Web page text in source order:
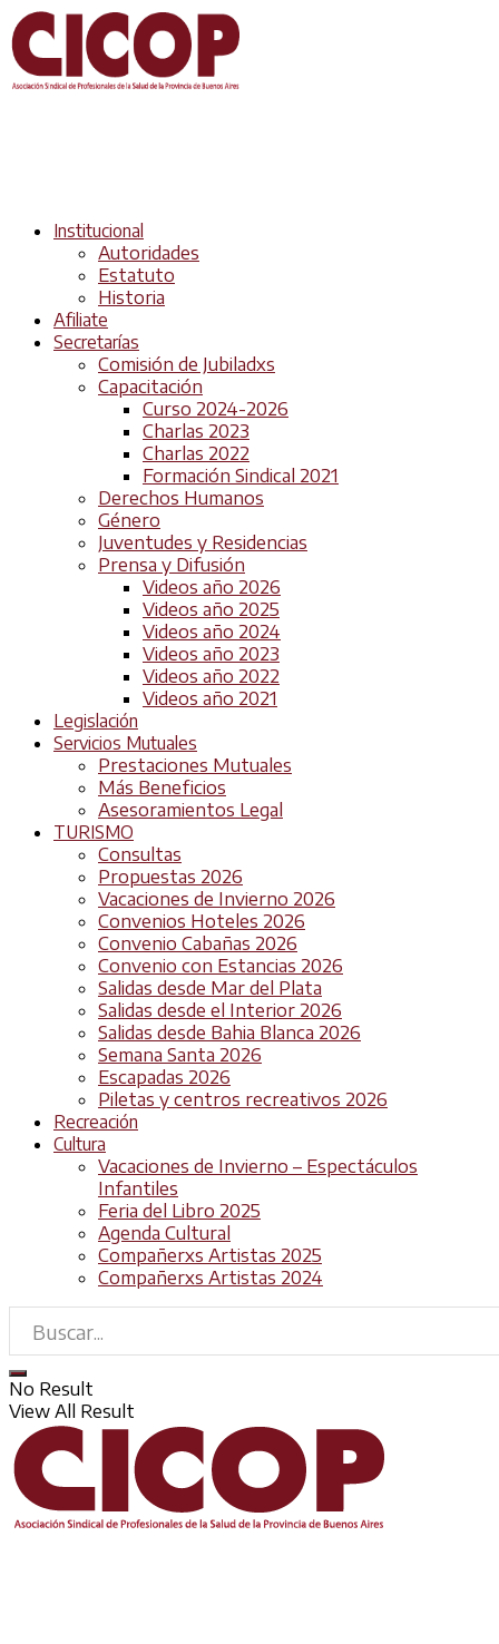
Institucional
Autoridades
Estatuto
Historia
Afiliate
Secretarías
Comisión de Jubiladxs
Capacitación
Curso 2024-2026
Charlas 2023
Charlas 2022
Formación Sindical 2021
Derechos Humanos
Género
Juventudes y Residencias
Prensa y Difusión
Videos año 2026
Videos año 2025
Videos año 2024
Videos año 2023
Videos año 2022
Videos año 2021
Legislación
Servicios Mutuales
Prestaciones Mutuales
Más Beneficios
Asesoramientos Legal
TURISMO
Consultas
Propuestas 2026
Vacaciones de Invierno 2026
Convenios Hoteles 2026
Convenio Cabañas 2026
Convenio con Estancias 2026
Salidas desde Mar del Plata
Salidas desde el Interior 2026
Salidas desde Bahia Blanca 2026
Semana Santa 2026
Escapadas 2026
Piletas y centros recreativos 2026
Recreación
Cultura
Vacaciones de Invierno – Espectáculos
Infantiles
Feria del Libro 2025
Agenda Cultural
Compañerxs Artistas 2025
Compañerxs Artistas 2024
No Result
View All Result